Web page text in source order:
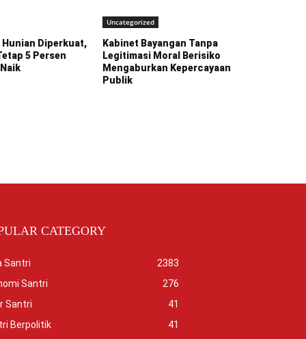
Hunian Diperkuat,
5 Persen
Uncategorized
Kabinet Bayangan Tanpa
Legitimasi Moral Berisiko
Mengaburkan Kepercayaan
Publik
CATEGORY
Santri
2383
Santri
276
Santri
41
Berpolitik
41